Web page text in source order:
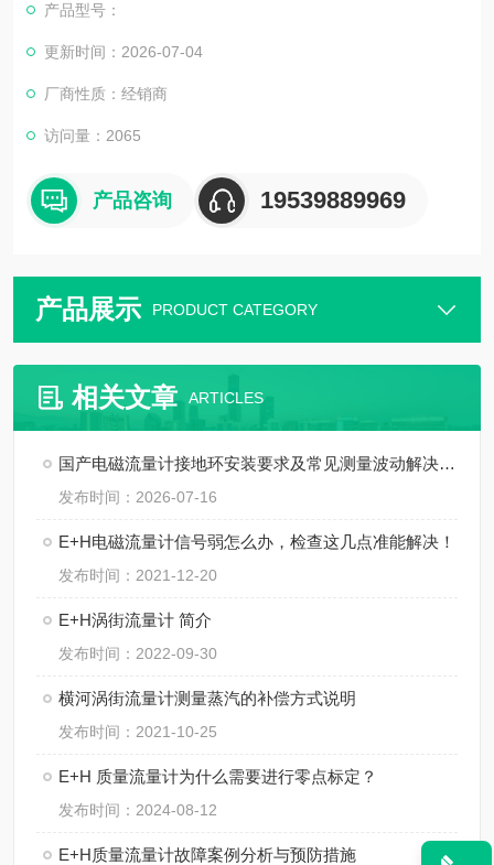
产品型号：
更新时间：2026-07-04
厂商性质：经销商
访问量：2065
产品咨询 19539889969
产品展示 PRODUCT CATEGORY
相关文章 ARTICLES
国产电磁流量计接地环安装要求及常见测量波动解决方法
发布时间：2026-07-16
E+H电磁流量计信号弱怎么办，检查这几点准能解决！
发布时间：2021-12-20
E+H涡街流量计 简介
发布时间：2022-09-30
横河涡街流量计测量蒸汽的补偿方式说明
发布时间：2021-10-25
E+H 质量流量计为什么需要进行零点标定？
发布时间：2024-08-12
E+H质量流量计故障案例分析与预防措施